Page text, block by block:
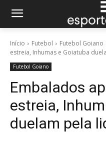
Início Futebol Futebol Goiano
estreia, Inhumas e Goiatuba
Futebol Goiano
Embalados
estreia,
duelam pela